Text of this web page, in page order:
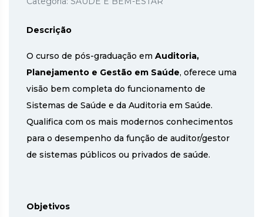
Descrição
O curso de pós-graduação em Auditoria,
Planejamento e Gestão em Saúde, oferece uma
visão bem completa do funcionamento de
Sistemas de Saúde e da Auditoria em Saúde.
Qualifica com os mais modernos conhecimentos
para o desempenho da função de auditor/gestor
de sistemas públicos ou privados de saúde.
Objetivos